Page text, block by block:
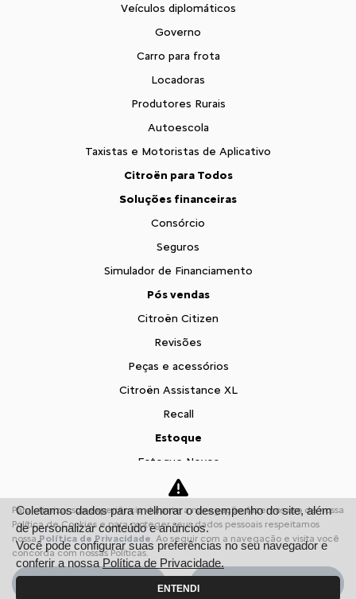
Veículos diplomáticos
Governo
Carro para frota
Locadoras
Produtores Rurais
Autoescola
Taxistas e Motoristas de Aplicativo
Citroën para Todos
Soluções financeiras
Consórcio
Seguros
Simulador de Financiamento
Pós vendas
Citroën Citizen
Revisões
Peças e acessórios
Citroën Assistance XL
Recall
Estoque
Estoque Novos
Seminovos
Fale conosco
Sobre nós
Contato
Para otimizar sua experiência durante a navegação, fazemos uso de nossa
Política de Cookies e para proteger seus dados pessoais respeitamos
nossaPolítica de Privacidade. Ao seguir com a navegação e visita você
concorda com nossas Políticas.
Coletamos dados para melhorar o desempenho do site, além
de personalizar conteúdo e anúncios.
Você pode configurar suas preferências no seu navegador e
conferir a nossa Política de Privacidade.
ENTENDI